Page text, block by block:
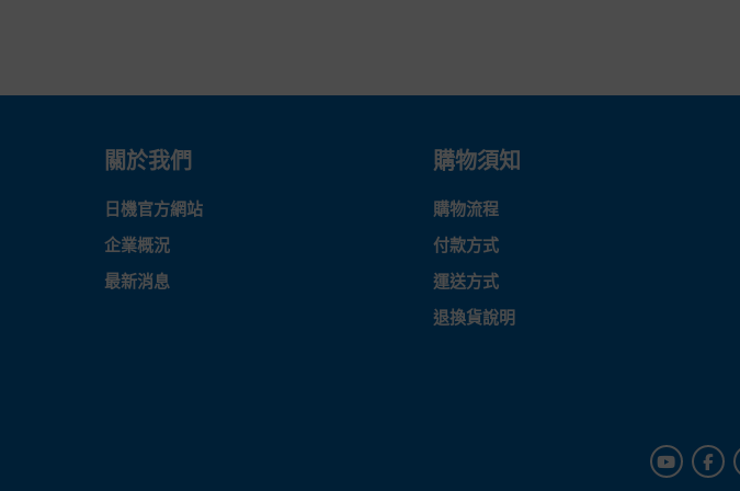
關於我們
日機官方網站
企業概況
最新消息
購物須知
購物流程
付款方式
運送方式
退換貨說明